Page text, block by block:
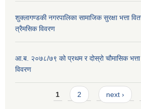
शुक्लागण्डकी नगरपालिका सामाजिक सुरक्षा भत्ता
त्रैमसिक विवरण
आ.ब. २०७८/७९ को प्रथम र दोस्रो चौमासिक भत्ता
विवरण
Pages1 2 next ›